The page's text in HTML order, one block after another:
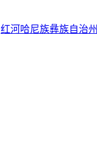
红河哈尼族彝族自治州